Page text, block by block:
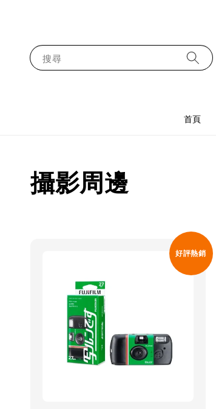
搜尋
首頁
攝影周邊
好評熱銷